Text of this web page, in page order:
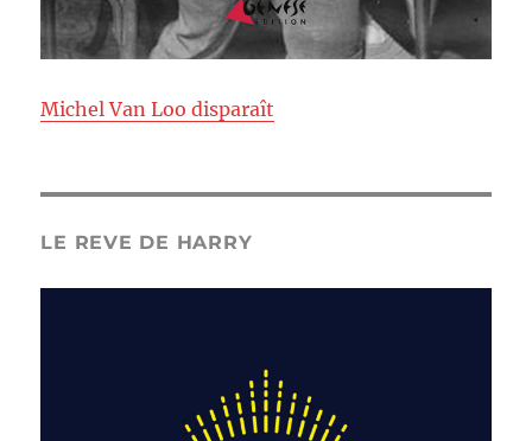
Michel Van Loo disparaît
LE REVE DE HARRY